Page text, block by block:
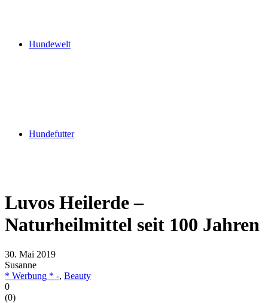
Hundewelt
Hundefutter
Luvos Heilerde –
Naturheilmittel seit 100 Jahren
30. Mai 2019
Susanne
* Werbung * -, Beauty
0
(0)